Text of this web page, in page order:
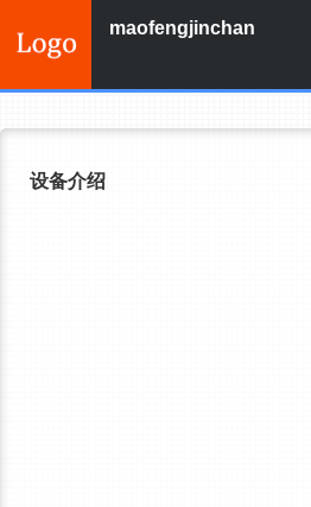
maofengjinchan
设备介绍